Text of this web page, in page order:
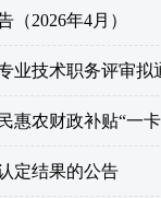
2026年4月）
业技术职务评审拟
惠农财政补贴“一
定结果的公告